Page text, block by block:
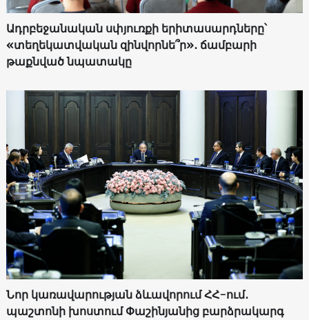
Ադրբեջանական սփյուռքի երիտասարդները՝
«տեղեկատվական զինվորնե՞ր»․ ճամբարի
թաքնված նպատակը
Նոր կառավարության ձևավորում ՀՀ-ում․
պաշտոնի խոստում Փաշինյանից բարձրակարգ